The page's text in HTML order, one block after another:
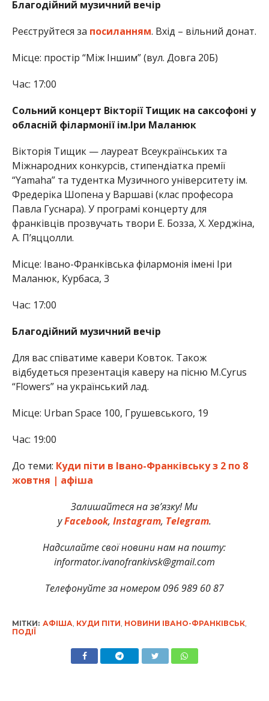
Благодійний музичний вечір
Реєструйтеся за посиланням. Вхід – вільний донат.
Місце: простір “Між Іншим” (вул. Довга 20Б)
Час: 17:00
Сольний концерт Вікторії Тищик на саксофоні у
обласній філармонії ім.Іри Маланюк
Вікторія Тищик — лауреат Всеукраїнських та
Міжнародних конкурсів, стипендіатка премії
“Yamaha” та тудентка Музичного університету ім.
Фредеріка Шопена у Варшаві (клас професора
Павла Гуснара). У програмі концерту для
франківців прозвучать твори Е. Бозза, Х. Херджіна,
А. П’яццолли.
Місце: Івано-Франківська філармонія імені Іри
Маланюк, Курбаса, 3
Час: 17:00
Благодійний музичний вечір
Для вас співатиме кавери Ковток. Також
відбудеться презентація каверу на пісню M.Cyrus
“Flowers” на український лад.
Місце: Urban Space 100, Грушевського, 19
Час: 19:00
До теми: Куди піти в Івано-Франківську з 2 по 8
жовтня | афіша
Залишайтеся на зв’язку! Ми
уFacebook, Instagram, Telegram.
Надсилайте свої новини нам на пошту:
informator.ivanofrankivsk@gmail.com
Телефонуйте за номером 096 989 60 87
МІТКИ: АФІША КУДИ ПІТИ НОВИНИ ІВАНО-ФРАНКІВСЬК,
ПОДІЇ